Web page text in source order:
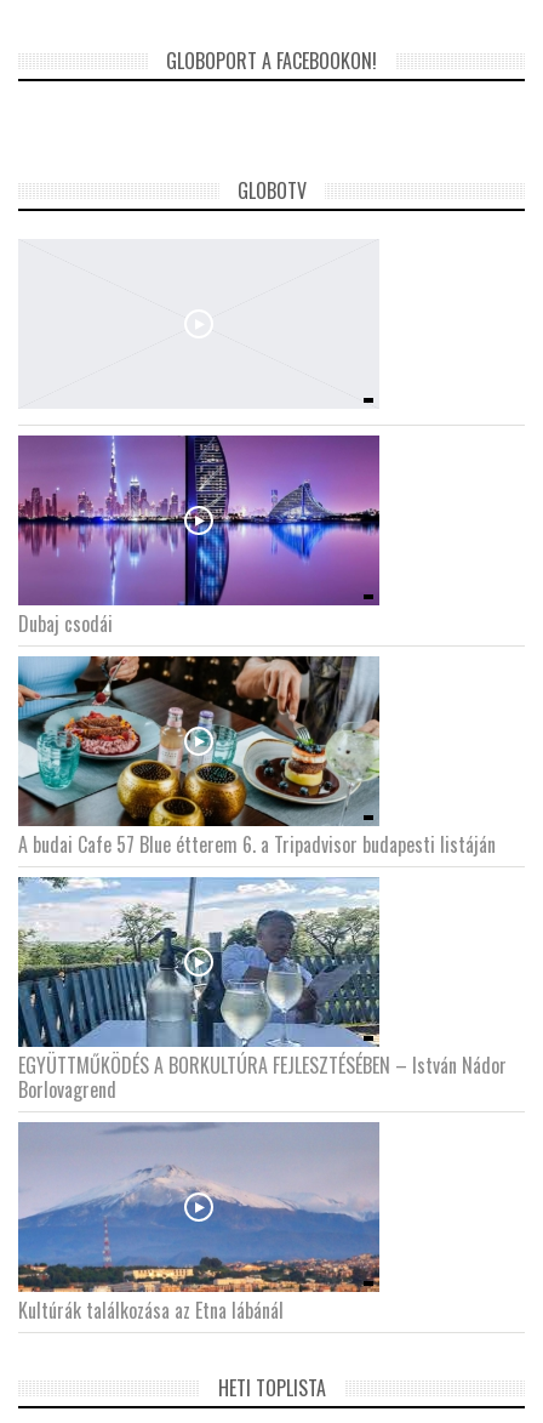
GLOBOPORT A FACEBOOKON!
GLOBOTV
Dubaj csodái
A budai Cafe 57 Blue étterem 6. a Tripadvisor budapesti listáján
EGYÜTTMŰKÖDÉS A BORKULTÚRA FEJLESZTÉSÉBEN – István Nádor
Borlovagrend
Kultúrák találkozása az Etna lábánál
HETI TOPLISTA